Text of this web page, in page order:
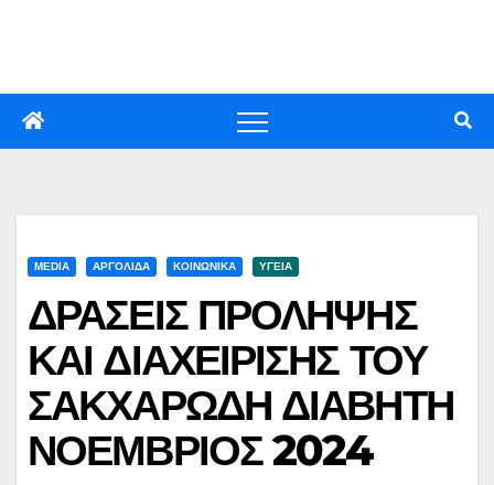
MEDIA ΑΡΓΟΛΙΔΑ ΚΟΙΝΩΝΙΚΑ ΥΓΕΙΑ
ΔΡΑΣΕΙΣ ΠΡΟΛΗΨΗΣ
ΚΑΙ ΔΙΑΧΕΙΡΙΣΗΣ ΤΟΥ
ΣΑΚΧΑΡΩΔΗ ΔΙΑΒΗΤΗ
ΝΟΕΜΒΡΙΟΣ 2024